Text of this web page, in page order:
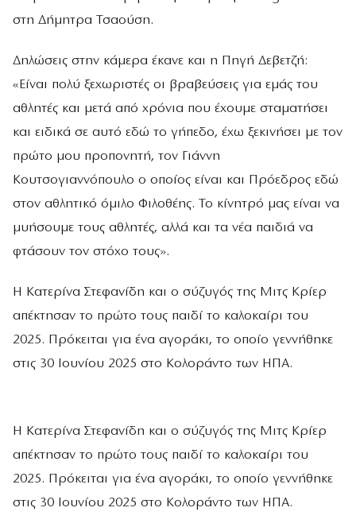
στη Δήμητρα Τσαούση.
Δηλώσεις στην κάμερα έκανε και η Πηγή Δεβετζή:
«Είναι πολύ ξεχωριστές οι βραβεύσεις για εμάς του
αθλητές και μετά από χρόνια που έχουμε σταματήσει
και ειδικά σε αυτό εδώ το γήπεδο, έχω ξεκινήσει με τον
πρώτο μου προπονητή, τον Γιάννη
Κουτσογιαννόπουλο ο οποίος είναι και Πρόεδρος εδώ
στον αθλητικό όμιλο Φιλοθέης. Το κίνητρό μας είναι να
μυήσουμε τους αθλητές, αλλά και τα νέα παιδιά να
φτάσουν τον στόχο τους».
Η Κατερίνα Στεφανίδη και ο σύζυγός της Μιτς Κρίερ
απέκτησαν το πρώτο τους παιδί το καλοκαίρι του
2025. Πρόκειται για ένα αγοράκι, το οποίο γεννήθηκε
στις 30 Ιουνίου 2025 στο Κολοράντο των ΗΠΑ.
Η Κατερίνα Στεφανίδη και ο σύζυγός της Μιτς Κρίερ
απέκτησαν το πρώτο τους παιδί το καλοκαίρι του
2025. Πρόκειται για ένα αγοράκι, το οποίο γεννήθηκε
στις 30 Ιουνίου 2025 στο Κολοράντο των ΗΠΑ.